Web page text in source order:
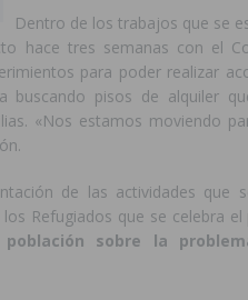
Dentro de los trabajos que se
hace tres semanas con el
para poder realizar
buscando pisos de alquiler
«Nos estamos moviendo
de las actividades que
Refugiados que se celebra
sobre la